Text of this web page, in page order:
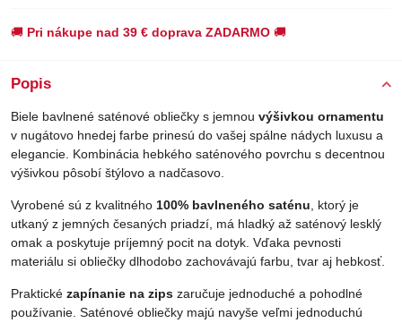
🚚 Pri nákupe nad 39 € doprava ZADARMO 🚚
Popis
Biele bavlnené saténové obliečky s jemnou výšivkou ornamentu
v nugátovo hnedej farbe prinesú do vašej spálne nádych luxusu a
elegancie. Kombinácia hebkého saténového povrchu s decentnou
výšivkou pôsobí štýlovo a nadčasovo.
Vyrobené sú z kvalitného 100% bavlneného saténu, ktorý je
utkaný z jemných česaných priadzí, má hladký až saténový lesklý
omak a poskytuje príjemný pocit na dotyk. Vďaka pevnosti
materiálu si obliečky dlhodobo zachovávajú farbu, tvar aj hebkosť.
Praktické zapínanie na zips zaručuje jednoduché a pohodlné
používanie. Saténové obliečky majú navyše veľmi jednoduchú